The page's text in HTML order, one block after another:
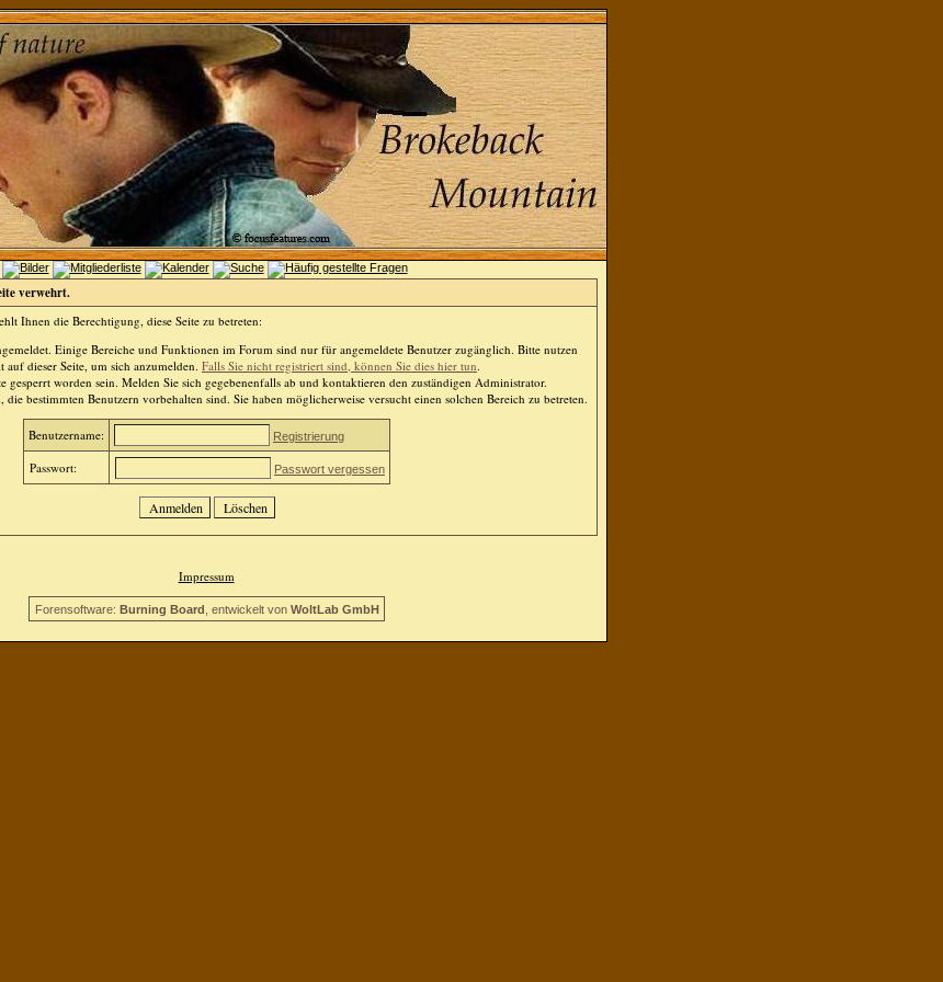
verwehrt.
Ihnen die Berechtigung, diese Seite zu betreten:
Einige Bereiche und Funktionen im Forum sind nur für angemeldete Benutzer zugänglich. Bitte nutzen
dieser Seite, um sich anzumelden. Falls Sie nicht registriert sind, können Sie dies hier tun.
gesperrt worden sein. Melden Sie sich gegebenenfalls ab und kontaktieren den zuständigen Administrator.
bestimmten Benutzern vorbehalten sind. Sie haben möglicherweise versucht einen solchen Bereich zu betreten.
Benutzername: Registrierung
Passwort: Passwort vergessen
Impressum
Forensoftware: Burning Board , entwickelt von WoltLab GmbH